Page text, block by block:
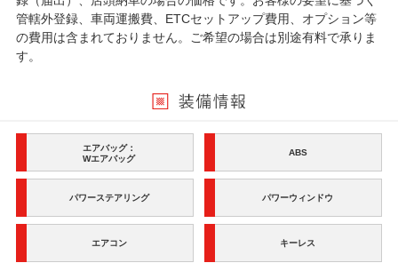
管轄外登録、車両運搬費、ETCセットアップ費用、オプション等
の費用は含まれておりません。ご希望の場合は別途有料で承りま
す。
エアバッグ：
Wエアバッグ
ABS
パワーステアリング パワーウィンドウ
エアコン キーレス